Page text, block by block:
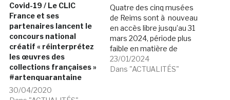
Covid-19 / Le CLIC
France et ses
partenaires lancent le
concours national
créatif « réinterprétez
les œuvres des
collections françaises »
#artenquarantaine
30/04/2020
Quatre des cinq musées
de Reims sont à nouveau
en accès libre jusqu’au 31
mars 2024, période plus
faible en matière de
fréquentation. En 2023, la
même opération de
23/01/2024
Dans "ACTUALITÉS"